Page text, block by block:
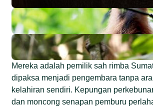
Mereka adalah pemilik sah rimba
dipaksa menjadi pengembara tanpa
kelahiran sendiri. Kepungan
dan moncong senapan pemburu